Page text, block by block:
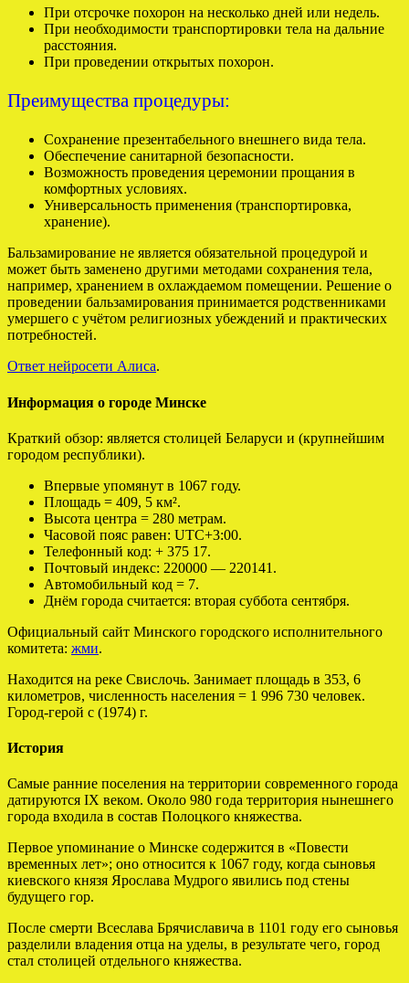
При отсрочке похорон на несколько дней или недель.
При необходимости транспортировки тела на дальние
расстояния.
При проведении открытых похорон.
Преимущества процедуры:
Сохранение презентабельного внешнего вида тела.
Обеспечение санитарной безопасности.
Возможность проведения церемонии прощания в
комфортных условиях.
Универсальность применения (транспортировка,
хранение).
Бальзамирование не является обязательной процедурой и
может быть заменено другими методами сохранения тела,
например, хранением в охлаждаемом помещении. Решение о
проведении бальзамирования принимается родственниками
умершего с учётом религиозных убеждений и практических
потребностей.
Ответ нейросети Алиса.
Информация о городе Минске
Краткий обзор: является столицей Беларуси и (крупнейшим
городом республики).
Впервые упомянут в 1067 году.
Площадь = 409, 5 км².
Высота центра = 280 метрам.
Часовой пояс равен: UTC+3:00.
Телефонный код: + 375 17.
Почтовый индекс: 220000 — 220141.
Автомобильный код = 7.
Днём города считается: вторая суббота сентября.
Официальный сайт Минского городского исполнительного
комитета: жми.
Находится на реке Свислочь. Занимает площадь в 353, 6
километров, численность населения = 1 996 730 человек.
Город-герой с (1974) г.
История
Самые ранние поселения на территории современного города
датируются IX веком. Около 980 года территория нынешнего
города входила в состав Полоцкого княжества.
Первое упоминание о Минске содержится в «Повести
временных лет»; оно относится к 1067 году, когда сыновья
киевского князя Ярослава Мудрого явились под стены
будущего гор.
После смерти Всеслава Брячиславича в 1101 году его сыновья
разделили владения отца на уделы, в результате чего, город
стал столицей отдельного княжества.